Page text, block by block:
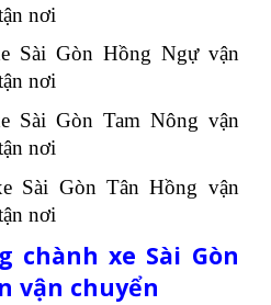
nơi
Sài Gòn Hồng Ngựvận
nơi
Sài Gòn Tam Nông vận
nơi
Sài Gòn Tân Hồng vận
nơi
chành xe Sài Gòn
vận chuyển